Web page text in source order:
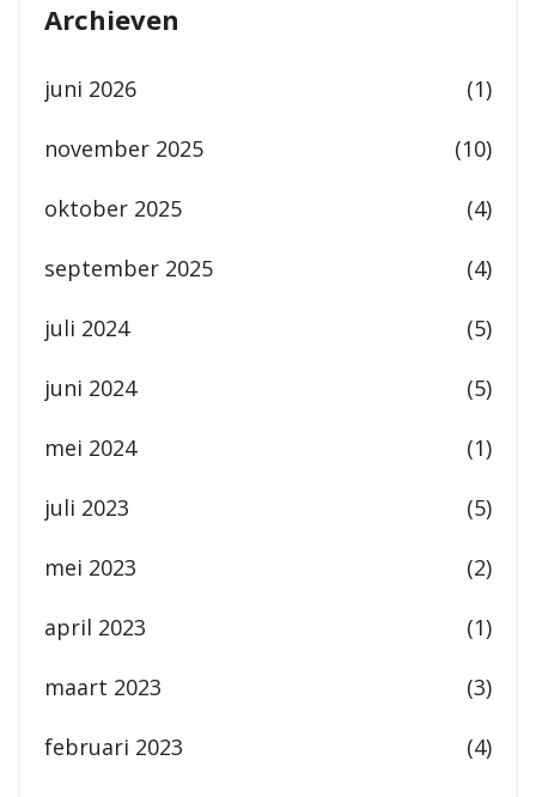
Archieven
juni 2026 (1)
november 2025 (10)
oktober 2025 (4)
september 2025 (4)
juli 2024 (5)
juni 2024 (5)
mei 2024 (1)
juli 2023 (5)
mei 2023 (2)
april 2023 (1)
maart 2023 (3)
februari 2023 (4)